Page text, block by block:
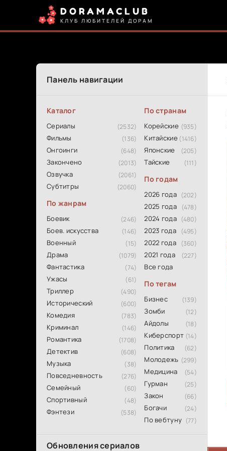
DORAMACLUB
КЛУБ ЛЮБИТЕЛЕЙ ДОРАМ
Панель навигации
Каталог
Сериалы (2532)
Фильмы (136)
Онгоинги (648)
Закончено (2013)
Озвучка (2061)
Субтитры (2060)
По жанрам
Боевик (246)
Боев. искусства (146)
Военный (15)
Драма (1079)
Фантастика (74)
Ужасы (61)
Триллер (490)
Исторический (600)
Комедия (783)
Криминал (146)
Романтика (1708)
Детектив (608)
Музыка (38)
Повседневность (276)
Семейный (60)
Спортивный (48)
Фэнтези (538)
По странам
Корейские (935)
Китайские (1416)
Японские (205)
Тайские (111)
По годам
2026 года (202)
2025 года (478)
2024 года (480)
2023 года (495)
2022 года (360)
2021 года (227)
Все года
По тегам
Бизнес (139)
Зомби (12)
Айдолы (18)
Киберспорт (14)
Политика (62)
Молодежь (299)
Медицина (54)
Гурман (25)
Закон (66)
Богачи (24)
По вебтуну (77)
Обновления сериалов